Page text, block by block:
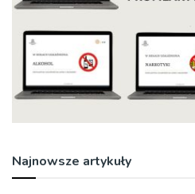
Najnowsze artykuły